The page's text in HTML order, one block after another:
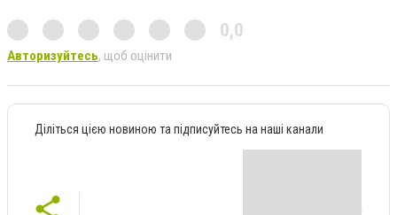
0,0
Авторизуйтесь, щоб оцінити
Діліться цією новиною та підписуйтесь на наші канали